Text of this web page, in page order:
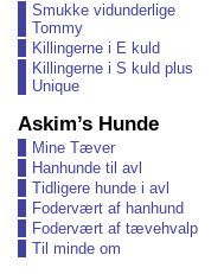
Smukke vidunderlige
Tommy
Killingerne i E kuld
Killingerne i S kuld plus
Unique
Askim’s Hunde
Mine Tæver
Hanhunde til avl
Tidligere hunde i avl
Fodervært af hanhund
Fodervært af tævehvalp
Til minde om